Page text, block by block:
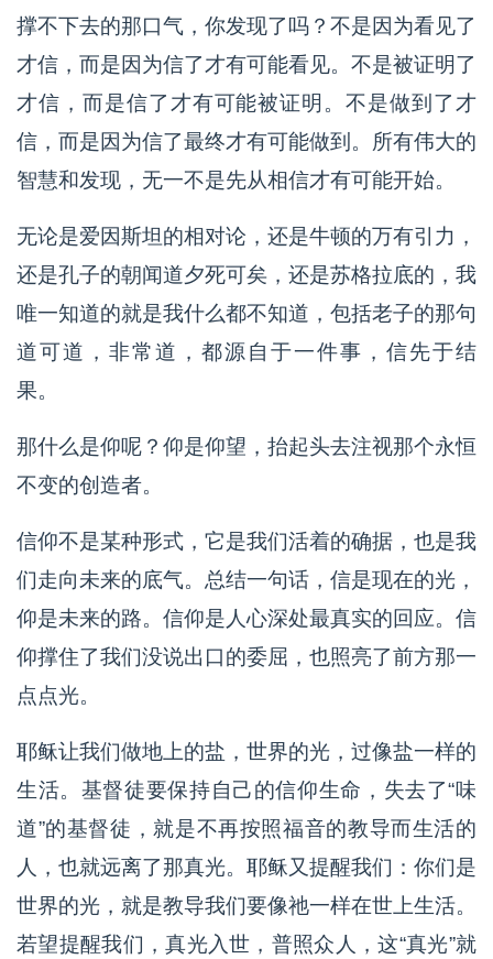
撑不下去的那口气，你发现了吗？不是因为看见了
才信，而是因为信了才有可能看见。不是被证明了
才信，而是信了才有可能被证明。不是做到了才
信，而是因为信了最终才有可能做到。所有伟大的
智慧和发现，无一不是先从相信才有可能开始。
无论是爱因斯坦的相对论，还是牛顿的万有引力，
还是孔子的朝闻道夕死可矣，还是苏格拉底的，我
唯一知道的就是我什么都不知道，包括老子的那句
道可道，非常道，都源自于一件事，信先于结
果。
那什么是仰呢？仰是仰望，抬起头去注视那个永恒
不变的创造者。
信仰不是某种形式，它是我们活着的确据，也是我
们走向未来的底气。总结一句话，信是现在的光，
仰是未来的路。信仰是人心深处最真实的回应。信
仰撑住了我们没说出口的委屈，也照亮了前方那一
点点光。
耶稣让我们做地上的盐，世界的光，过像盐一样的
生活。基督徒要保持自己的信仰生命，失去了“味
道”的基督徒，就是不再按照福音的教导而生活的
人，也就远离了那真光。耶稣又提醒我们：你们是
世界的光，就是教导我们要像祂一样在世上生活。
若望提醒我们，真光入世，普照众人，这“真光”就